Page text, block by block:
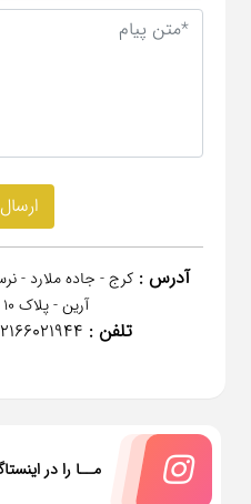
آدرس : کرج - جاده ملارد -
آرین - پلاک 10 - طبقه همکف
تلفن : - 02632302759
مــا را در